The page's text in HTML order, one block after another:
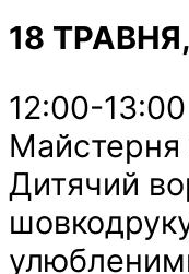
18
12:00-
Дитячий